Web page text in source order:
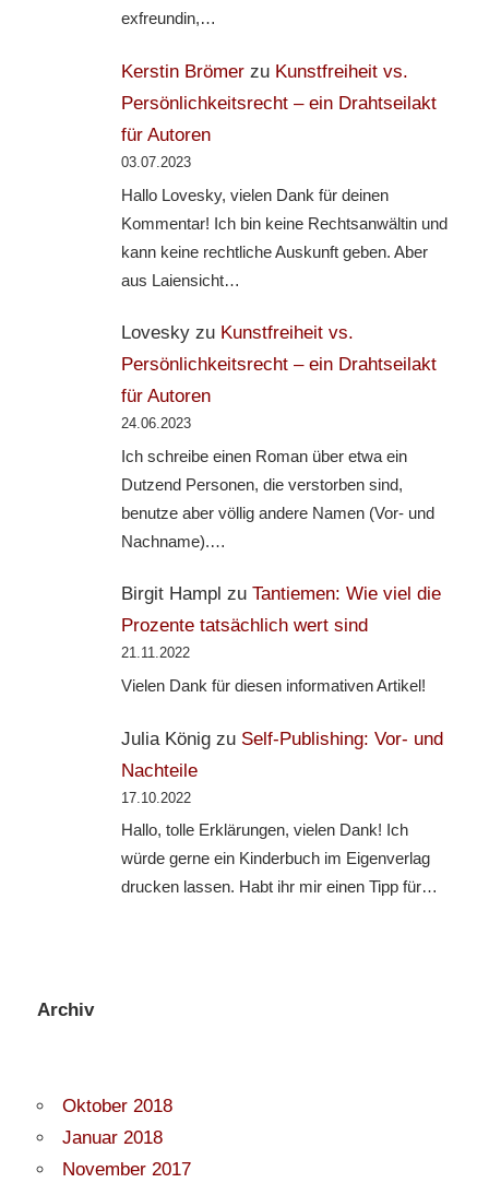
exfreundin,…
Kerstin Brömerzu Kunstfreiheit vs.
Persönlichkeitsrecht – ein Drahtseilakt
für Autoren
03.07.2023
Hallo Lovesky, vielen Dank für deinen
Kommentar! Ich bin keine Rechtsanwältin und
kann keine rechtliche Auskunft geben. Aber
aus Laiensicht…
Loveskyzu Kunstfreiheit vs.
Persönlichkeitsrecht – ein Drahtseilakt
für Autoren
24.06.2023
Ich schreibe einen Roman über etwa ein
Dutzend Personen, die verstorben sind,
benutze aber völlig andere Namen (Vor- und
Nachname).…
Birgit Hampl zu Tantiemen: Wie viel die
Prozente tatsächlich wert sind
21.11.2022
Vielen Dank für diesen informativen Artikel!
Julia Königzu Self-Publishing: Vor- und
Nachteile
17.10.2022
Hallo, tolle Erklärungen, vielen Dank! Ich
würde gerne ein Kinderbuch im Eigenverlag
drucken lassen. Habt ihr mir einen Tipp für…
Archiv
Oktober 2018
Januar 2018
November 2017